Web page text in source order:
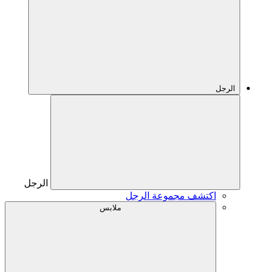
الرجل
الرجل
اكتشف مجموعة الرجل
ملابس